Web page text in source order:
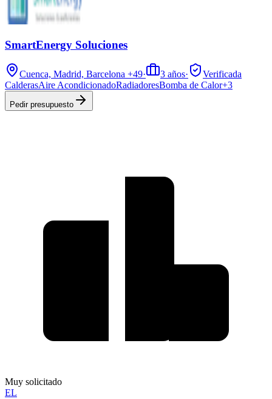
SmartEnergy Soluciones
Cuenca, Madrid, Barcelona +49· 3 años·
Verificada
CalderasAire AcondicionadoRadiadoresBomba de Calor+3
Pedir presupuesto
Muy solicitado
EL